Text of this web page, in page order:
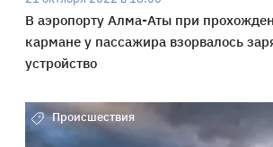
В аэропорту Алма-Аты при
кармане у пассажира взорвалось
устройство
Происшествия